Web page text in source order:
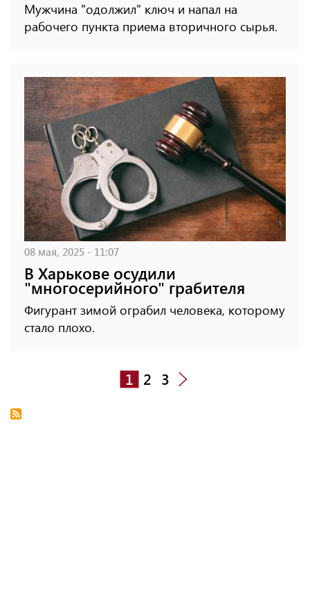
Мужчина "одолжил" ключ и напал на
рабочего пункта приема вторичного сырья.
08 мая, 2025 - 11:07
В Харькове осудили
"многосерийного" грабителя
Фигурант зимой ограбил человека, которому
стало плохо.
1 2 3